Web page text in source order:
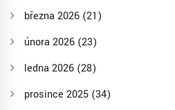
března 2026 (21)
února 2026 (23)
ledna 2026 (28)
prosince 2025 (34)